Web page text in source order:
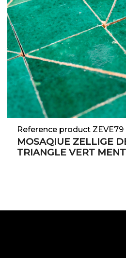
Reference product ZEVE79
MOSAQIUE ZELLIGE
TRIANGLE VERT